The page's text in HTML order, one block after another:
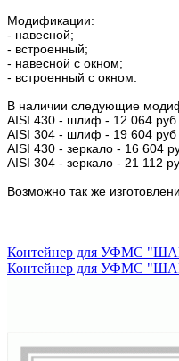
Модификации:
- навесной;
- встроенный;
- навесной с окном;
- встроенный с окном.
В наличии следующие
AISI 430 - шлиф - 12 064 руб
AISI 304 - шлиф - 19 604 руб
AISI 430 - зеркало - 16 604
AISI 304 - зеркало - 21 112
Возможно так же
Контейнер для УФМС
Контейнер для УФМС